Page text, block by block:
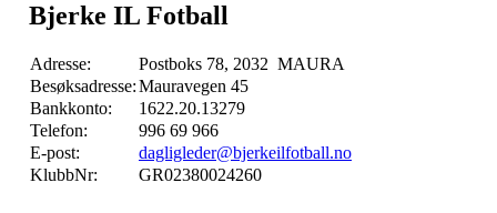
Bjerke IL Fotball
Adresse:
Postboks 78, 2032 MAURA
Besøksadresse:Mauravegen 45
Bankkonto:
1622.20.13279
Telefon:
996 69 966
E-post:
dagligleder@bjerkeilfotball.no
KlubbNr:
GR02380024260